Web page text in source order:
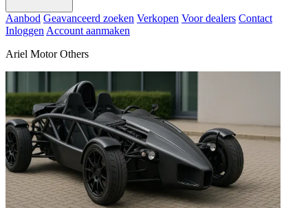
Aanbod Geavanceerd zoeken Verkopen Voor dealers Contact
Inloggen Account aanmaken
Ariel Motor Others